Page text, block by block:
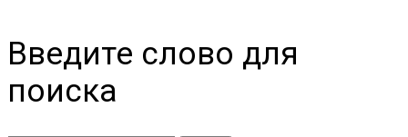
Введите слово для
поиска